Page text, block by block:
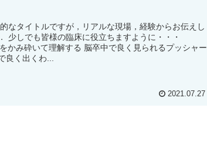
なタイトルですが，リアルな現場，経験からお伝えし
少しでも皆様の臨床に役立ちますように・・・
かみ砕いて理解する 脳卒中で良く見られるプッシャー
良く出くわ...
2021.07.27